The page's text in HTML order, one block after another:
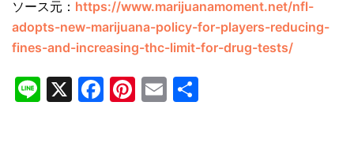
ソース元： https://www.marijuanamoment.net/nfl-
adopts-new-marijuana-policy-for-players-reducing-
fines-and-increasing-thc-limit-for-drug-tests/
Line
X Facebook
Pinterest
Email